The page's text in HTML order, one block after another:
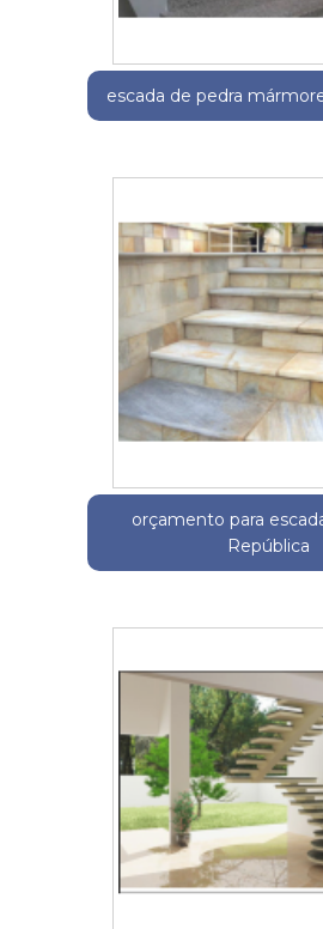
escada de pedra
orçamento para
República